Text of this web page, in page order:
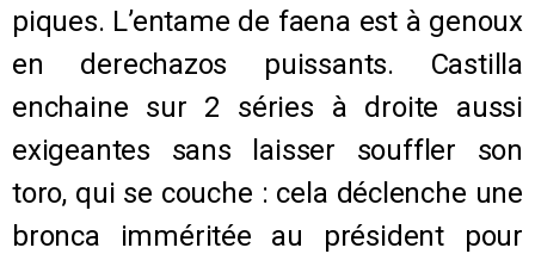
piques. L’entame de faena est à genoux
en derechazos puissants. Castilla
enchaine sur 2 séries à droite aussi
exigeantes sans laisser souffler son
toro, qui se couche : cela déclenche une
bronca imméritée au président pour